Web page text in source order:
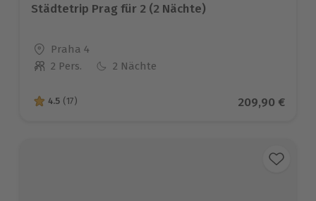
Städtetrip Prag für 2 (2 Nächte)
Standort
Praha 4
Anzahl der Teilnehmer
2 Pers. 2 Nächte
4.5 von 5 Sternen basierend auf 17 Bewertungen
4.5 (17) Aktueller
209,90 €